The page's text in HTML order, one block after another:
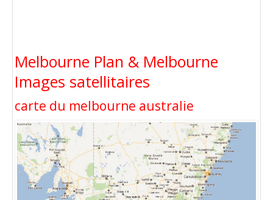
Melbourne Plan & Melbourne
Images satellitaires
carte du melbourne australie